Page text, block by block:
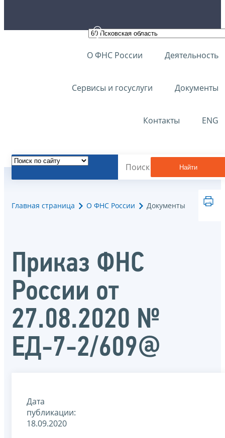
О ФНС России Деятельность
Сервисы и госуслуги Документы
Контакты ENG
Найти
Главная страница О ФНС России Документы
Приказ ФНС
России от
27.08.2020 №
ЕД-7-2/609@
Дата
публикации:
18.09.2020